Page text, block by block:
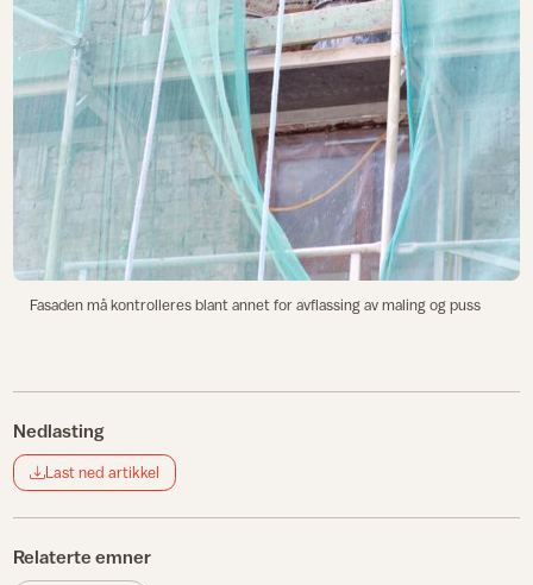
Fasaden må kontrolleres blant annet for avflassing av maling og puss
Nedlasting
Last ned artikkel
Relaterte emner